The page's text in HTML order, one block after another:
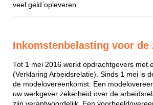
veel geld opleveren.
Inkomstenbelasting voor de
Tot 1 mei 2016 werkt opdrachtgevers met
(Verklaring Arbeidsrelatie). Sinds 1 mei is
de modelovereenkomst. Een
uw werkgever zekerheid over de